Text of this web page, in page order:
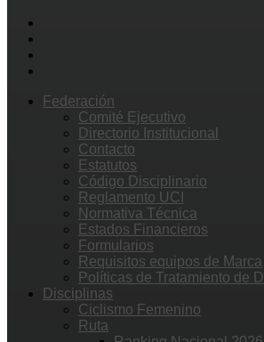
Federación
Comité Ejecutivo
Directorio Institucional
Contacto
Estatutos
Código Disciplinario
Reglamento UCI
Normativa Técnica
Estados Financieros
Formularios
Requisitos equipos de Marca
Políticas de Tratamiento de
Disciplinas
Ciclismo Femenino
Ruta